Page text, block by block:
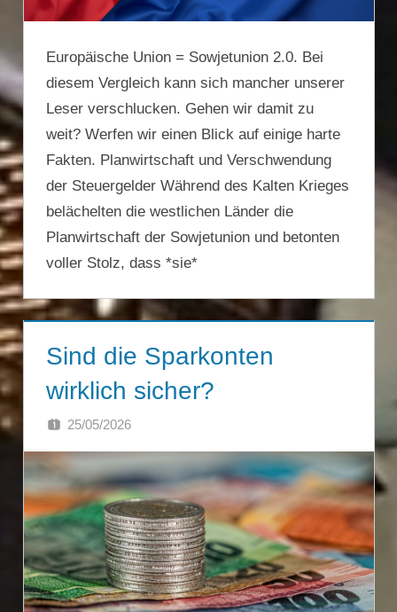
Europäische Union = Sowjetunion 2.0. Bei
diesem Vergleich kann sich mancher unserer
Leser verschlucken. Gehen wir damit zu
weit? Werfen wir einen Blick auf einige harte
Fakten. Planwirtschaft und Verschwendung
der Steuergelder Während des Kalten Krieges
belächelten die westlichen Länder die
Planwirtschaft der Sowjetunion und betonten
voller Stolz, dass *sie*
Sind die Sparkonten
wirklich sicher?
25/05/2026